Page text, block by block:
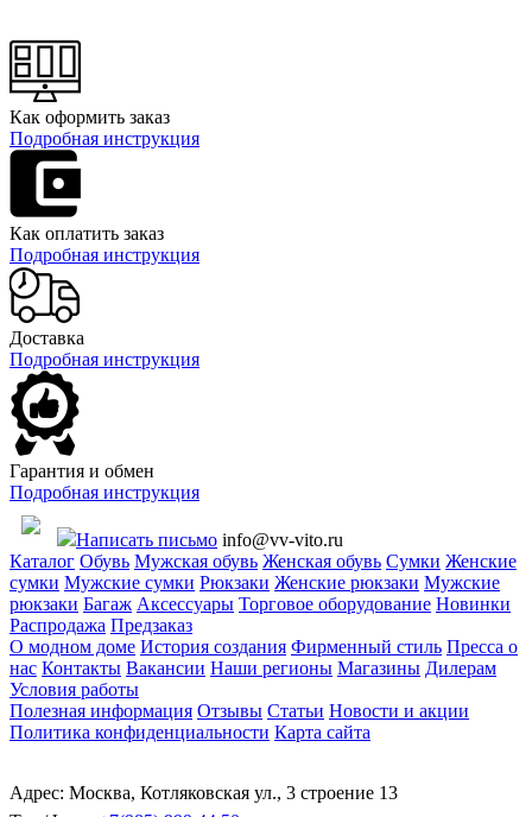
Как оформить заказ
Подробная инструкция
Как оплатить заказ
Подробная инструкция
Доставка
Подробная инструкция
Гарантия и обмен
Подробная инструкция
Написать письмо info@vv-vito.ru
Каталог Обувь Мужская обувь Женская обувь Сумки Женские
сумки Мужские сумки Рюкзаки Женские рюкзаки Мужские
рюкзаки Багаж Аксессуары Торговое оборудование Новинки
Распродажа Предзаказ
О модном доме История создания Фирменный стиль Пресса о
нас Контакты Вакансии Наши регионы Магазины Дилерам
Условия работы
Полезная информация Отзывы Статьи Новости и акции
Политика конфиденциальности Карта сайта
Адрес: Москва, Котляковская ул., 3 строение 13